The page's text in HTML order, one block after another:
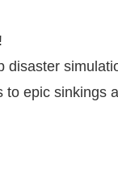
epic sinkings